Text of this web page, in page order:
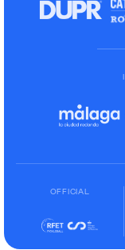
OFFICIAL